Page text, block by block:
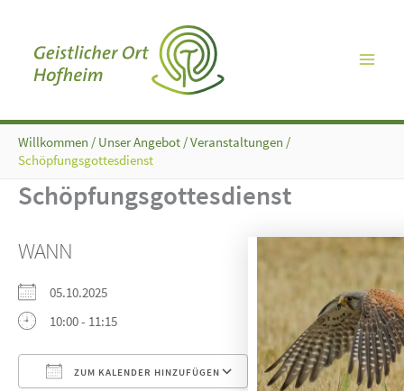
springen
Willkommen / Unser Angebot /Veranstaltungen /
Schöpfungsgottesdienst
Schöpfungsgottesdienst
WANN
05.10.2025
10:00 - 11:15
ZUM KALENDER HINZUFÜGEN